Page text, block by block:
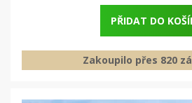
PŘIDAT DO
Zakoupilo přes 820